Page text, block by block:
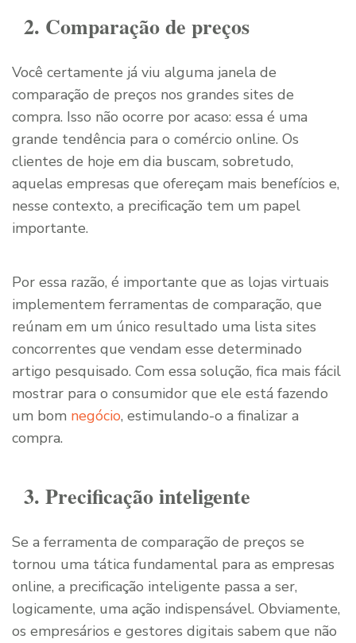
2. Comparação de preços
Você certamente já viu alguma janela de
comparação de preços nos grandes sites de
compra. Isso não ocorre por acaso: essa é uma
grande tendência para o comércio online. Os
clientes de hoje em dia buscam, sobretudo,
aquelas empresas que ofereçam mais benefícios e,
nesse contexto, a precificação tem um papel
importante.
Por essa razão, é importante que as lojas virtuais
implementem ferramentas de comparação, que
reúnam em um único resultado uma lista sites
concorrentes que vendam esse determinado
artigo pesquisado. Com essa solução, fica mais fácil
mostrar para o consumidor que ele está fazendo
um bom negócio, estimulando-o a finalizar a
compra.
3. Precificação inteligente
Se a ferramenta de comparação de preços se
tornou uma tática fundamental para as empresas
online, a precificação inteligente passa a ser,
logicamente, uma ação indispensável. Obviamente,
os empresários e gestores digitais sabem que não